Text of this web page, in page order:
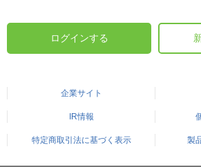
ログインする
企業サイト
IR情報
特定商取引法に基づく表示 製